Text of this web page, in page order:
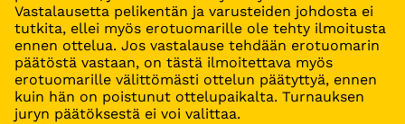
Vastalausetta pelikentän ja varusteiden johdosta ei
tutkita, ellei myös erotuomarille ole tehty ilmoitusta
ennen ottelua. Jos vastalause tehdään erotuomarin
päätöstä vastaan, on tästä ilmoitettava myös
erotuomarille välittömästi ottelun päätyttyä, ennen
kuin hän on poistunut ottelupaikalta. Turnauksen
juryn päätöksestä ei voi valittaa.